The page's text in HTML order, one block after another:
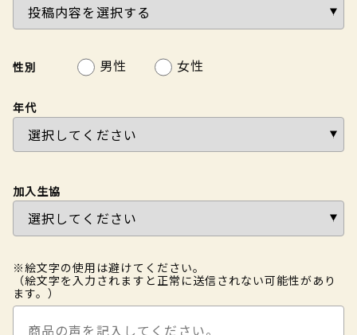
性別 男性 女性
年代
加入生協
※絵文字の使用は避けてください。
（絵文字を入力されますと正常に送信されない可能性があり
ます。）